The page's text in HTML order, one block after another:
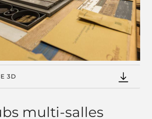
3D
multi-salles